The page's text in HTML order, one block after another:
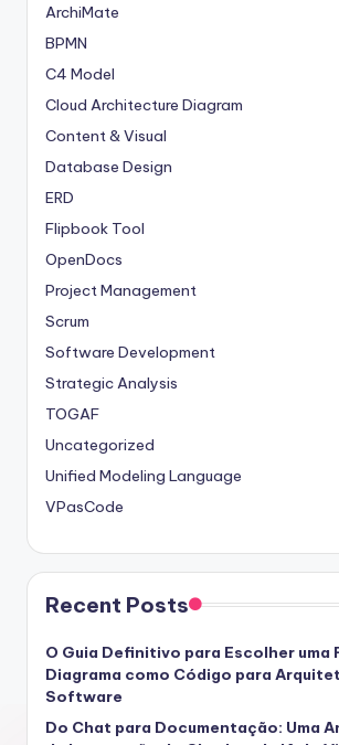
ArchiMate
BPMN
C4 Model
Cloud Architecture Diagram
Content & Visual
Database Design
ERD
Flipbook Tool
OpenDocs
Project Management
Scrum
Software Development
Strategic Analysis
TOGAF
Uncategorized
Unified Modeling Language
VPasCode
Recent Posts
O Guia Definitivo para Escolher uma
Diagrama como Código para
Software
Do Chat para Documentação: Uma